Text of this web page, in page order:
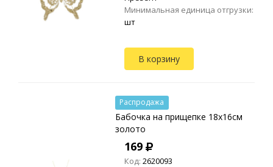
Минимальная единица отгрузки:
шт
В корзину
Распродажа
Бабочка на прищепке 18х16см
золото
169
Код: 2620093